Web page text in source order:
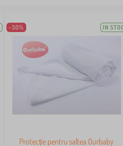
-30% IN
Protecție pentru saltea Ourbaby